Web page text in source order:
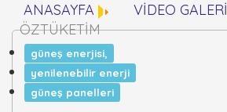
ANASAYFA
VİDEO GALERİ
ÖZTÜKETİM
güneş enerjisi,
yenilenebilir enerji
güneş panelleri